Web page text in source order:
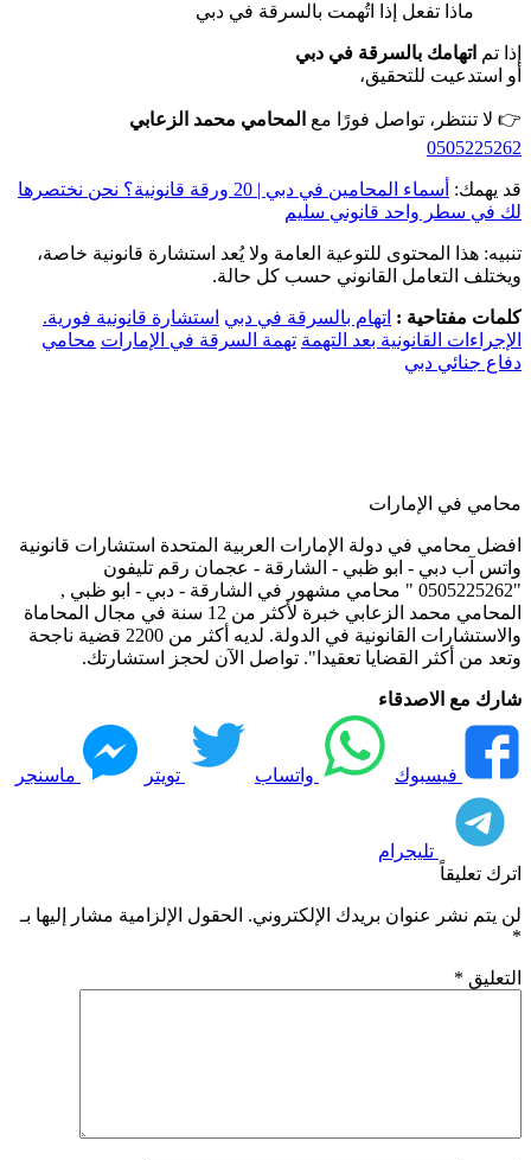
ماذا تفعل إذا اتُهمت بالسرقة في دبي
إذا تم اتهامك بالسرقة في دبي
أو استدعيت للتحقيق،
👉 لا تنتظر، تواصل فورًا مع المحامي محمد الزعابي
0505225262
قد يهمك:
أسماء المحامين في دبي | 20 ورقة قانونية؟ نحن نختصرها
لك في سطر واحد قانوني سليم
تنبيه: هذا المحتوى للتوعية العامة ولا يُعد استشارة قانونية خاصة،
ويختلف التعامل القانوني حسب كل حالة.
كلمات مفتاحية : اتهام بالسرقة في دبي استشارة قانونية فورية.
الإجراءات القانونية بعد التهمة تهمة السرقة في الإمارات محامي
دفاع جنائي دبي
محامي في الإمارات
افضل محامي في دولة الإمارات العربية المتحدة استشارات قانونية
واتس آب دبي - ابو ظبي - الشارقة - عجمان رقم تليفون
"0505225262 " محامي مشهور في الشارقة - دبي - ابو ظبي ,
المحامي محمد الزعابي خبرة لأكثر من 12 سنة في مجال المحاماة
والاستشارات القانونية في الدولة. لديه أكثر من 2200 قضية ناجحة
وتعد من أكثر القضايا تعقيدا". تواصل الآن لحجز استشارتك.
شارك مع الاصدقاء
فيسبوك واتساب تويتر ماسنجر
تليجرام
اترك تعليقاً
لن يتم نشر عنوان بريدك الإلكتروني. الحقول الإلزامية مشار إليها بـ
*
التعليق *